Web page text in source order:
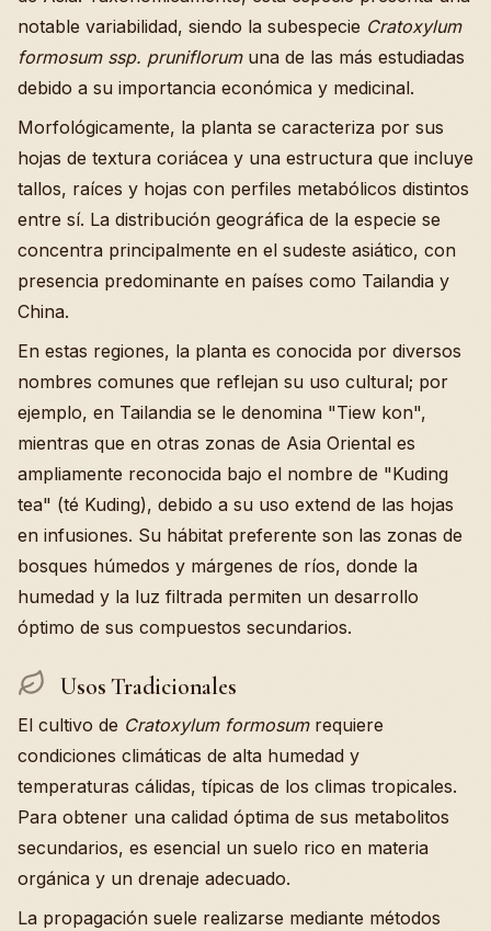
notable variabilidad, siendo la subespecie Cratoxylum
formosum ssp. pruniflorumuna de las más estudiadas
debido a su importancia económica y medicinal.
Morfológicamente, la planta se caracteriza por sus
hojas de textura coriácea y una estructura que incluye
tallos, raíces y hojas con perfiles metabólicos distintos
entre sí. La distribución geográfica de la especie se
concentra principalmente en el sudeste asiático, con
presencia predominante en países como Tailandia y
China.
En estas regiones, la planta es conocida por diversos
nombres comunes que reflejan su uso cultural; por
ejemplo, en Tailandia se le denomina "Tiew kon",
mientras que en otras zonas de Asia Oriental es
ampliamente reconocida bajo el nombre de "Kuding
tea" (té Kuding), debido a su uso extend de las hojas
en infusiones. Su hábitat preferente son las zonas de
bosques húmedos y márgenes de ríos, donde la
humedad y la luz filtrada permiten un desarrollo
óptimo de sus compuestos secundarios.
Usos Tradicionales
El cultivo de Cratoxylum formosumrequiere
condiciones climáticas de alta humedad y
temperaturas cálidas, típicas de los climas tropicales.
Para obtener una calidad óptima de sus metabolitos
secundarios, es esencial un suelo rico en materia
orgánica y un drenaje adecuado.
La propagación suele realizarse mediante métodos